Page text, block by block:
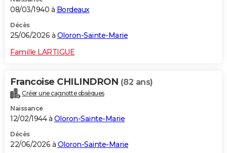
08/03/1940 à Bordeaux
Décès
25/06/2026 à Oloron-Sainte-Marie
Famille LARTIGUE
Francoise CHILINDRON (82 ans)
Créer une cagnotte obsèques
Naissance
12/02/1944 à Oloron-Sainte-Marie
Décès
22/06/2026 à Oloron-Sainte-Marie